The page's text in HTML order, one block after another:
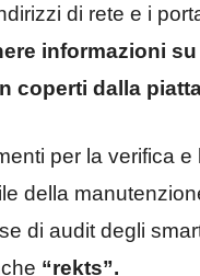
di rete e i
informazioni
coperti dalla
per la verifica
della
di audit degli
“rekts”.